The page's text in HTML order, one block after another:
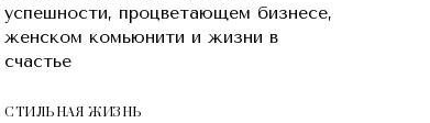
успешности, процветающем бизнесе,
женском комьюнити и жизни в
счастье
СТИЛЬНАЯ ЖИЗНЬ